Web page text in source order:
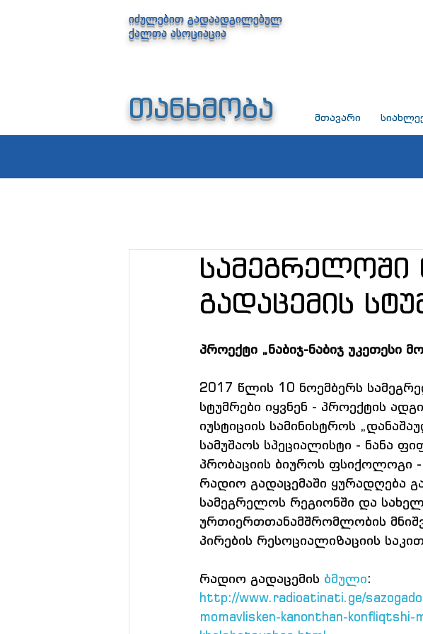
იძულებით გადაადგილებულ
ქალთა ასოციაცია
თანხმობა მთავარი
სამეგრელოში
გადაცემის
პროექტი „ნაბიჯ-ნაბიჯ უკეთესი
2017 წლის 10 ნოემბერს
სტუმრები იყვნენ - პროექტის
იუსტიციის სამინისტროს
სამუშაოს სპეციალისტი - ნანა
პრობაციის ბიუროს ფსიქოლოგი -
რადიო გადაცემაში ყურადღება
სამეგრელოს რეგიონში და
ურთიერთთანამშრომლობის
პირების რესოციალიზაციის
რადიო გადაცემის ბმული:
http://www.radioatinati.ge/
momavlisken-kanonthan-